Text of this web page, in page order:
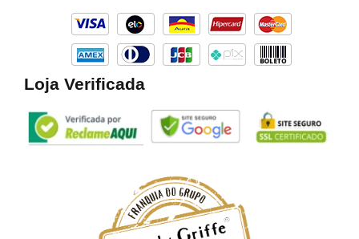
a
m
Loja Verificada